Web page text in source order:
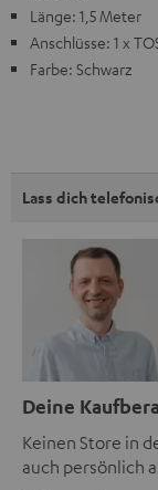
Länge: 1,5 Meter
Anschlüsse: 1 x
Farbe: Schwarz
Lass dich
Deine
Keinen Store in
auch persönlich